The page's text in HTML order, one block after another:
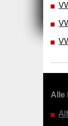
Alle